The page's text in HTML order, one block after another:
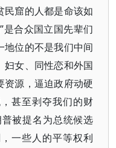
窟的人都是命该如
是合众国立国先辈们
地位的不是我们中间
妇女、同性恋和外国
源，逼迫政府动硬
甚至剥夺我们的财
被提名为总统候选
一些人的平等权利